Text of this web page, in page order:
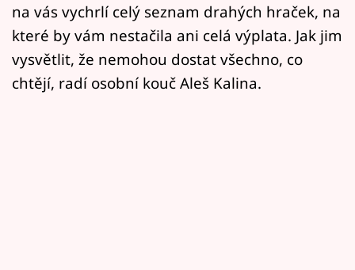
Přihlášení
Sledujte nás
na vás vychrlí celý seznam drahých hraček, na
které by vám nestačila ani celá výplata. Jak jim
vysvětlit, že nemohou dostat všechno, co
chtějí, radí osobní kouč Aleš Kalina.